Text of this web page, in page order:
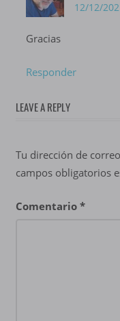
12/12/
Gracias
Responder
LEAVE A REPLY
Tu dirección de
campos obligatorios
Comentario *